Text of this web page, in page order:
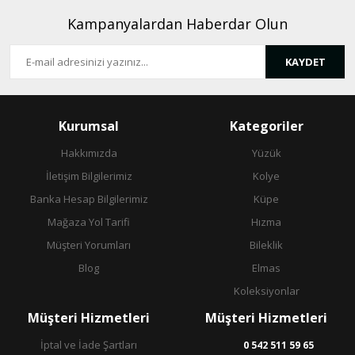
Kampanyalardan Haberdar Olun
KAYDET
Kurumsal
Hakkımızda
İletişim Bilgilerimiz
Banka Hesap Bilgilerimiz
Mağaza Yol Tarifi
Müşteri Yorumları
Blog
Kategoriler
Yüzük
Kolye
Küpe
Hızma
Bileklik
Elmas
Koleksiyonlar
Müşteri Hizmetleri
İptal ve İade Şartları
Müşteri Hizmetleri
0 542 511 59 65